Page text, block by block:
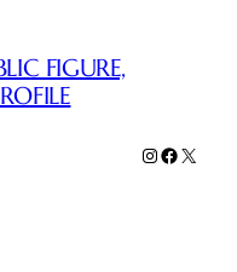
FIGURE,
Instagram
Facebook
X